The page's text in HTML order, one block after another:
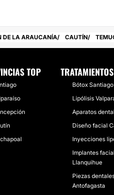
DE LA ARAUCANÍA CAUTÍN
TOP
Bótox Santiago
Lipólisis
Aparatos
Diseño facial
Inyecciones
Implantes
Llanquihue
Piezas
Antofagasta